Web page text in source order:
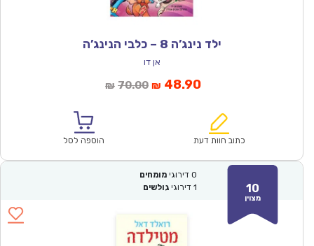
ילד נינג’ה 8 – כלבי הנינג’ה
אן דו
₪ 70.00המחיר
₪70.00.
₪ 48.90המחיר
הוא:
כתוב חוות דעת הוספה לסל
10
מצוין
0 דירוגי מומחים
1 דירוגי גולשים